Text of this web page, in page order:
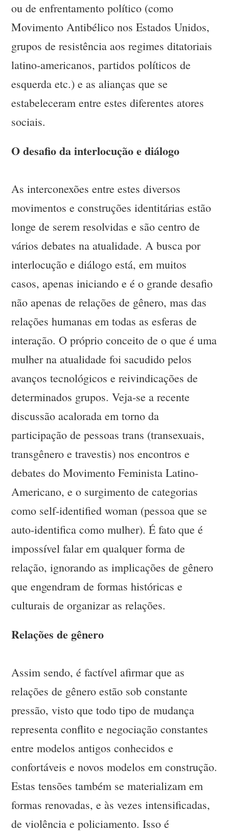
ou de enfrentamento político (como
Movimento Antibélico nos Estados Unidos,
grupos de resistência aos regimes ditatoriais
latino-americanos, partidos políticos de
esquerda etc.) e as alianças que se
estabeleceram entre estes diferentes atores
sociais.
O desafio da interlocução e diálogo
As interconexões entre estes diversos
movimentos e construções identitárias estão
longe de serem resolvidas e são centro de
vários debates na atualidade. A busca por
interlocução e diálogo está, em muitos
casos, apenas iniciando e é o grande desafio
não apenas de relações de gênero, mas das
relações humanas em todas as esferas de
interação. O próprio conceito de o que é uma
mulher na atualidade foi sacudido pelos
avanços tecnológicos e reivindicações de
determinados grupos. Veja-se a recente
discussão acalorada em torno da
participação de pessoas trans (transexuais,
transgênero e travestis) nos encontros e
debates do Movimento Feminista Latino-
Americano, e o surgimento de categorias
como self-identified woman (pessoa que se
auto-identifica como mulher). É fato que é
impossível falar em qualquer forma de
relação, ignorando as implicações de gênero
que engendram de formas históricas e
culturais de organizar as relações.
Relações de gênero
Assim sendo, é factível afirmar que as
relações de gênero estão sob constante
pressão, visto que todo tipo de mudança
representa conflito e negociação constantes
entre modelos antigos conhecidos e
confortáveis e novos modelos em construção.
Estas tensões também se materializam em
formas renovadas, e às vezes intensificadas,
de violência e policiamento. Isso é